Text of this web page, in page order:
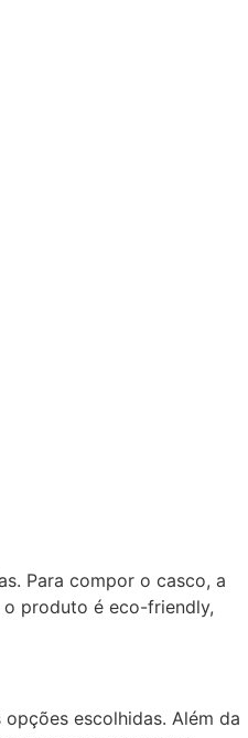
Para compor o casco, a
o produto é eco-friendly,
escolhidas. Além da